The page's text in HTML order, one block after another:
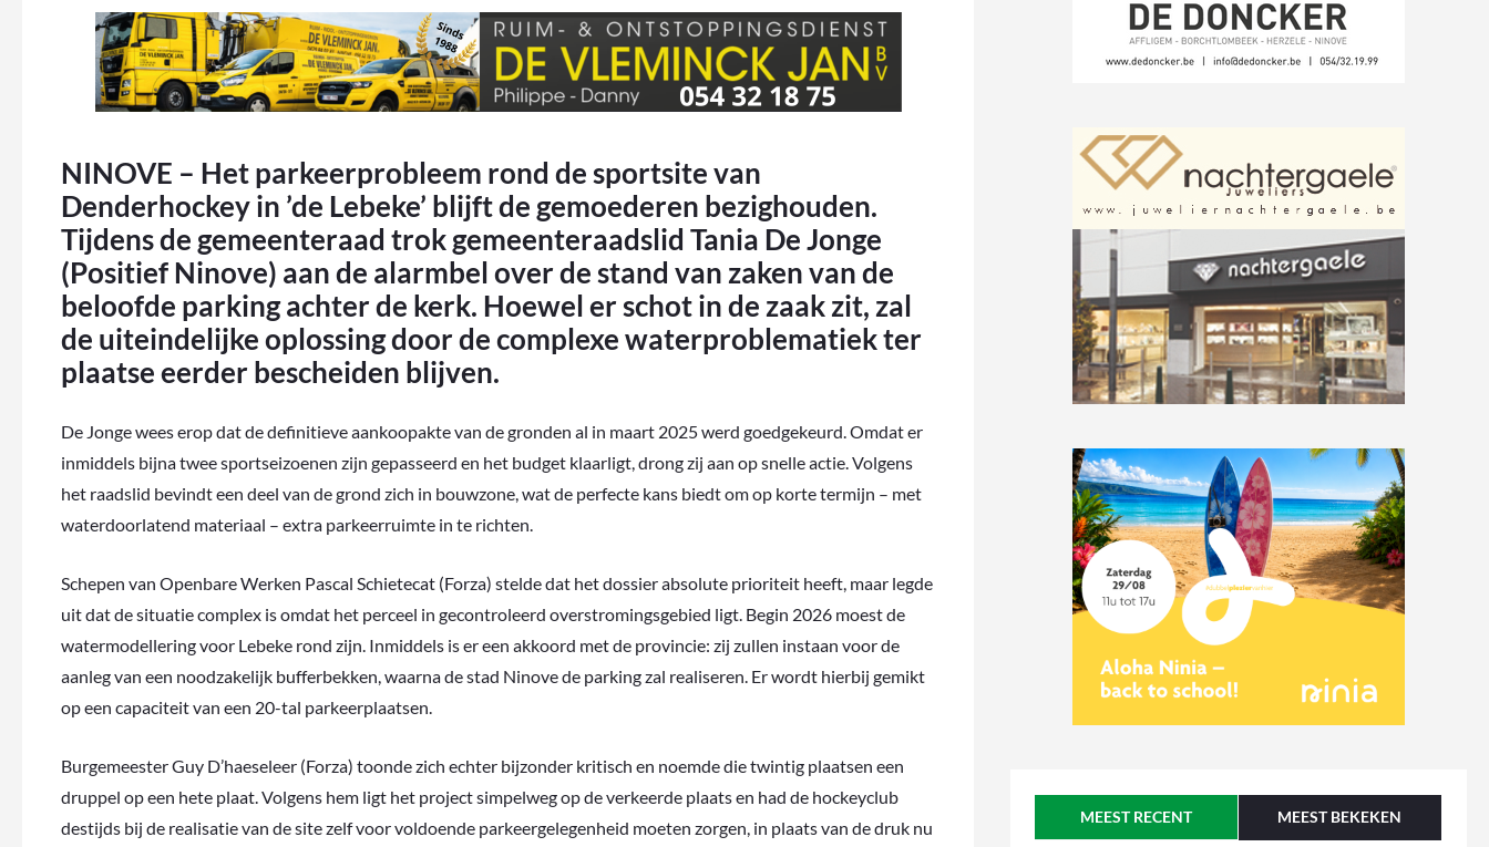
NINOVE – Het parkeerprobleem rond de sportsite van
Denderhockey in ’de Lebeke’ blijft de gemoederen bezighouden.
Tijdens de gemeenteraad trok gemeenteraadslid Tania De Jonge
(Positief Ninove) aan de alarmbel over de stand van zaken van de
beloofde parking achter de kerk. Hoewel er schot in de zaak zit, zal
de uiteindelijke oplossing door de complexe waterproblematiek ter
plaatse eerder bescheiden blijven.
De Jonge wees erop dat de definitieve aankoopakte van de gronden al in maart 2025 werd goedgekeurd. Omdat er
inmiddels bijna twee sportseizoenen zijn gepasseerd en het budget klaarligt, drong zij aan op snelle actie. Volgens
het raadslid bevindt een deel van de grond zich in bouwzone, wat de perfecte kans biedt om op korte termijn – met
waterdoorlatend materiaal – extra parkeerruimte in te richten.
Schepen van Openbare Werken Pascal Schietecat (Forza) stelde dat het dossier absolute prioriteit heeft, maar legde
uit dat de situatie complex is omdat het perceel in gecontroleerd overstromingsgebied ligt. Begin 2026 moest de
watermodellering voor Lebeke rond zijn. Inmiddels is er een akkoord met de provincie: zij zullen instaan voor de
aanleg van een noodzakelijk bufferbekken, waarna de stad Ninove de parking zal realiseren. Er wordt hierbij gemikt
op een capaciteit van een 20-tal parkeerplaatsen.
Burgemeester Guy D’haeseleer (Forza) toonde zich echter bijzonder kritisch en noemde die twintig plaatsen een
druppel op een hete plaat. Volgens hem ligt het project simpelweg op de verkeerde plaats en had de hockeyclub
destijds bij de realisatie van de site zelf voor voldoende parkeergelegenheid moeten zorgen, in plaats van de druk nu
MEEST RECENT MEEST BEKEKEN